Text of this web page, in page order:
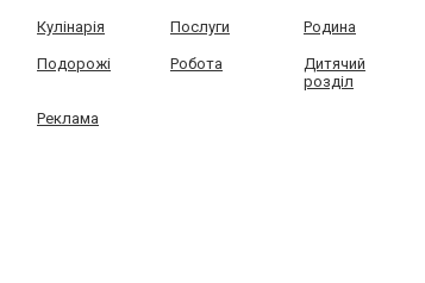
Кулінарія Послуги Родина
Подорожі Робота
Дитячий
розділ
Реклама